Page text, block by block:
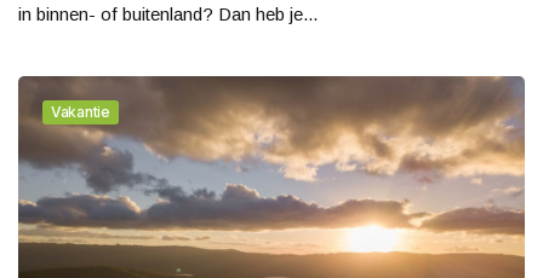
in binnen- of buitenland? Dan heb je...
Vakantie